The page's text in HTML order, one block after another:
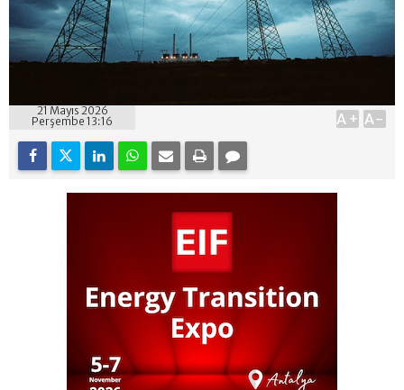
21 Mayıs 2026
Perşembe 13:16
A+ A-